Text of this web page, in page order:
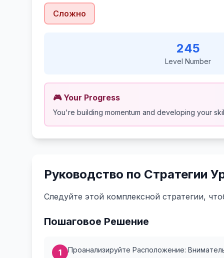
Сложно
245
Level Number
🎮 Your Progress
You're building momentum and developing your
Руководство по Стратегии
Следуйте этой комплексной стратегии,
Пошаговое Решение
1 Проанализируйте Расположение: